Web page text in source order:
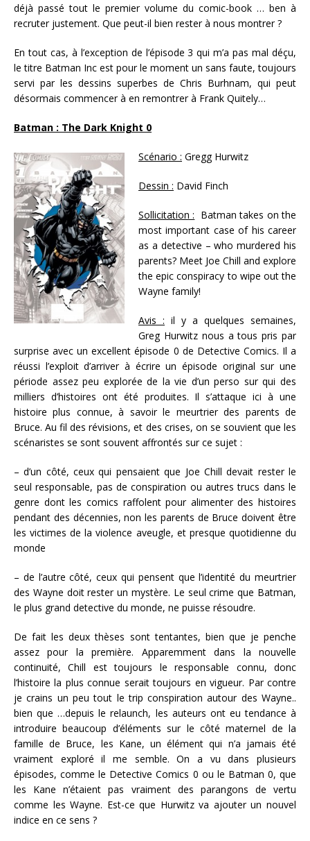
déjà passé tout le premier volume du comic-book … ben à
recruter justement. Que peut-il bien rester à nous montrer ?
En tout cas, à l’exception de l’épisode 3 qui m’a pas mal déçu,
le titre Batman Inc est pour le moment un sans faute, toujours
servi par les dessins superbes de Chris Burhnam, qui peut
désormais commencer à en remontrer à Frank Quitely…
Batman : The Dark Knight 0
Scénario : Gregg Hurwitz
Dessin : David Finch
Sollicitation : Batman takes on the
most important case of his career
as a detective – who murdered his
parents? Meet Joe Chill and explore
the epic conspiracy to wipe out the
Wayne family!
Avis : il y a quelques semaines,
Greg Hurwitz nous a tous pris par
surprise avec un excellent épisode 0 de Detective Comics. Il a
réussi l’exploit d’arriver à écrire un épisode original sur une
période assez peu explorée de la vie d’un perso sur qui des
milliers d’histoires ont été produites. Il s’attaque ici à une
histoire plus connue, à savoir le meurtrier des parents de
Bruce. Au fil des révisions, et des crises, on se souvient que les
scénaristes se sont souvent affrontés sur ce sujet :
– d’un côté, ceux qui pensaient que Joe Chill devait rester le
seul responsable, pas de conspiration ou autres trucs dans le
genre dont les comics raffolent pour alimenter des histoires
pendant des décennies, non les parents de Bruce doivent être
les victimes de la violence aveugle, et presque quotidienne du
monde
– de l’autre côté, ceux qui pensent que l’identité du meurtrier
des Wayne doit rester un mystère. Le seul crime que Batman,
le plus grand detective du monde, ne puisse résoudre.
De fait les deux thèses sont tentantes, bien que je penche
assez pour la première. Apparemment dans la nouvelle
continuité, Chill est toujours le responsable connu, donc
l’histoire la plus connue serait toujours en vigueur. Par contre
je crains un peu tout le trip conspiration autour des Wayne..
bien que …depuis le relaunch, les auteurs ont eu tendance à
introduire beaucoup d’éléments sur le côté maternel de la
famille de Bruce, les Kane, un élément qui n’a jamais été
vraiment exploré il me semble. On a vu dans plusieurs
épisodes, comme le Detective Comics 0 ou le Batman 0, que
les Kane n’étaient pas vraiment des parangons de vertu
comme les Wayne. Est-ce que Hurwitz va ajouter un nouvel
indice en ce sens ?